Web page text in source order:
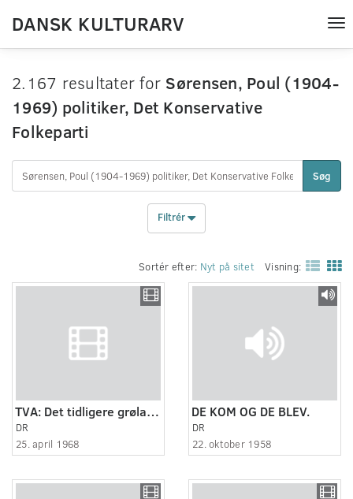
DANSK KULTURARV
2.167 resultater for Sørensen, Poul (1904-
1969) politiker, Det Konservative
Folkeparti
Søg
Filtrér
Sortér efter: Nyt på sitet Visning:
TVA: Det tidligere grølandsskib Martins atter søsat efter reparation på Nakskov
DR
25. april 1968
DE KOM OG DE BLEV.
DR
22. oktober 1958